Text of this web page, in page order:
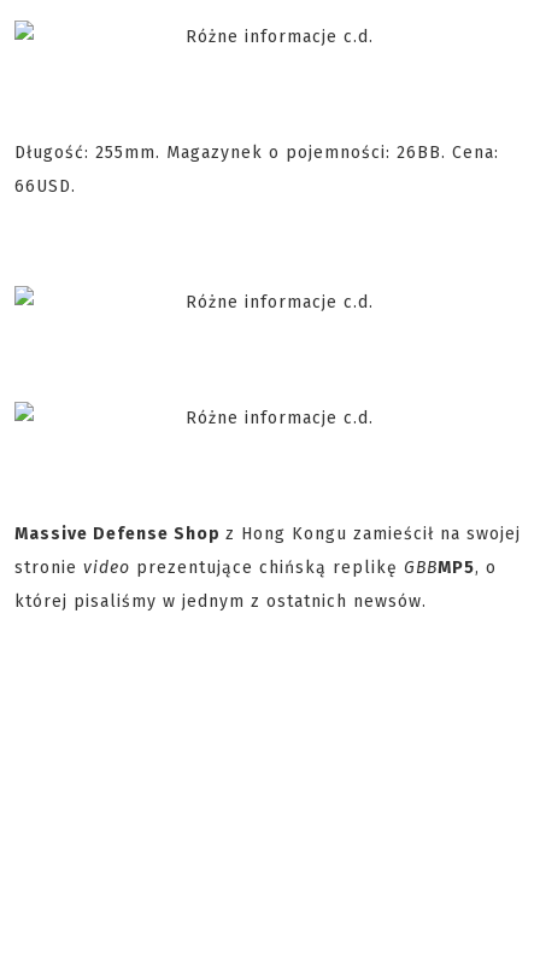
Długość: 255mm. Magazynek o pojemności: 26BB. Cena:
66USD.
Massive Defense Shop z Hong Kongu zamieścił na swojej
stronie video prezentujące chińską replikę GBBMP5, o
której pisaliśmy w jednym z ostatnich newsów.